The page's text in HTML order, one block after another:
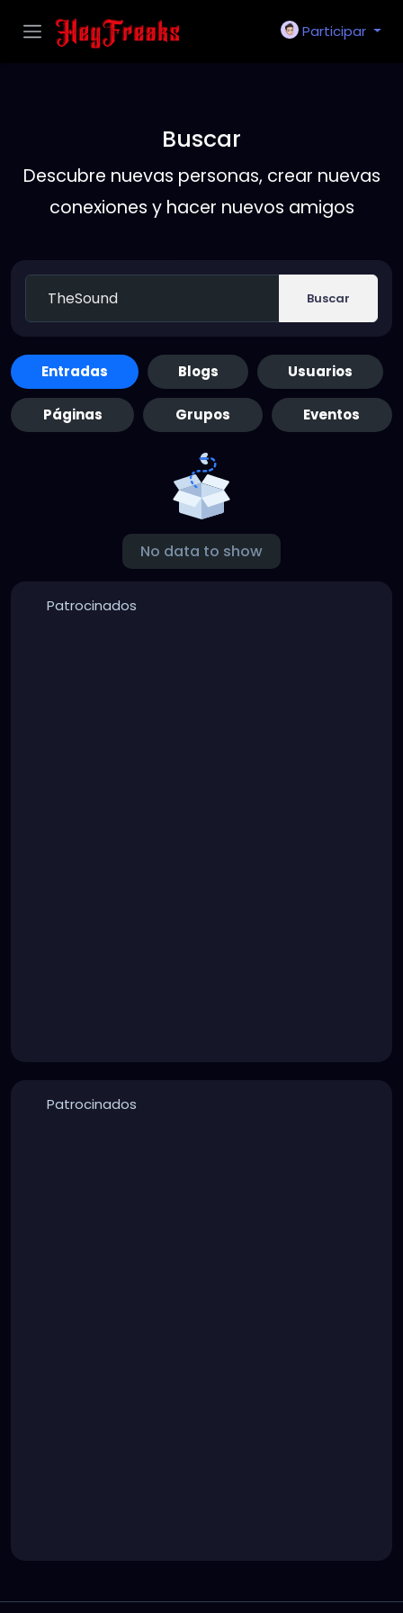
Participar
Buscar
Descubre nuevas personas, crear nuevas
conexiones y hacer nuevos amigos
Buscar
Entradas Blogs Usuarios
Páginas Grupos Eventos
No data to show
Patrocinados
Patrocinados